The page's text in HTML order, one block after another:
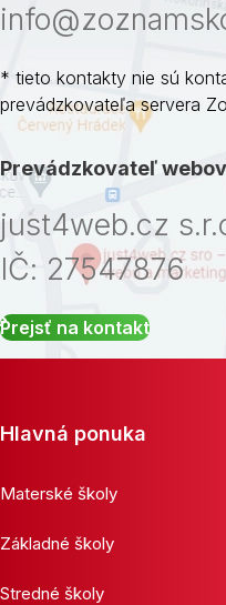
* tieto kontakty nie sú
prevádzkovateľa servera
Prevádzkovateľ
just4web.cz
IČ: 27547876
Prejsť na kontakt
Hlavná ponuka
Materské školy
Základné školy
Stredné školy